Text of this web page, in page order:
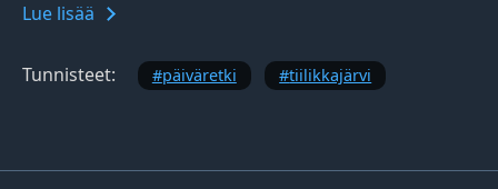
Lue lisää
Tunnisteet: päiväretki tiilikkajärvi